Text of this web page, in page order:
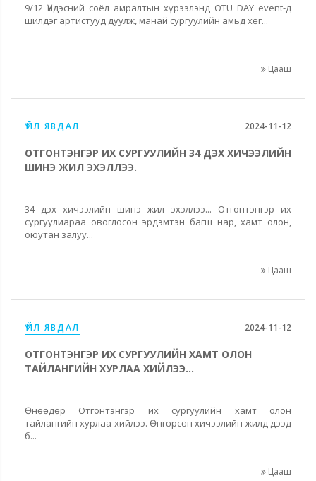
9/12 Үндэсний соёл амралтын хүрээлэнд OTU DAY event-д
шилдэг артистууд дуулж, манай сургуулийн амьд хөг...
Цааш
ҮЙЛ ЯВДАЛ 2024-11-12
ОТГОНТЭНГЭР ИХ СУРГУУЛИЙН 34 ДЭХ ХИЧЭЭЛИЙН
ШИНЭ ЖИЛ ЭХЭЛЛЭЭ.
34 дэх хичээлийн шинэ жил эхэллээ... Отгонтэнгэр их
сургуулиараа овоглосон эрдэмтэн багш нар, хамт олон,
оюутан залуу...
Цааш
ҮЙЛ ЯВДАЛ 2024-11-12
ОТГОНТЭНГЭР ИХ СУРГУУЛИЙН ХАМТ ОЛОН
ТАЙЛАНГИЙН ХУРЛАА ХИЙЛЭЭ...
Өнөөдөр Отгонтэнгэр их сургуулийн хамт олон
тайлангийн хурлаа хийлээ. Өнгөрсөн хичээлийн жилд дээд
б...
Цааш